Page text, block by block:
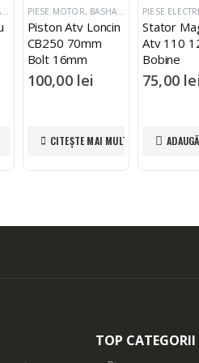
BASHAN SHINERAY ZONGSHEN LONCIN
PIESE MOTOR, BASHAN SHINERAY ZONGSHEN LONCIN
Piston Atv Loncin
CB250 70mm
Bolt 16mm
100,00 lei
CITEȘTE MAI MULT
PIESE
Stator
Atv 110
Bobine
75,00
TOP CATEGORII